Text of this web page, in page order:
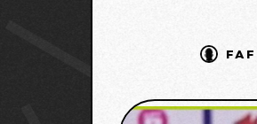
FAF